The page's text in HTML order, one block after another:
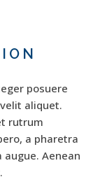
posuere
aliquet.
rutrum
a pharetra
Aenean